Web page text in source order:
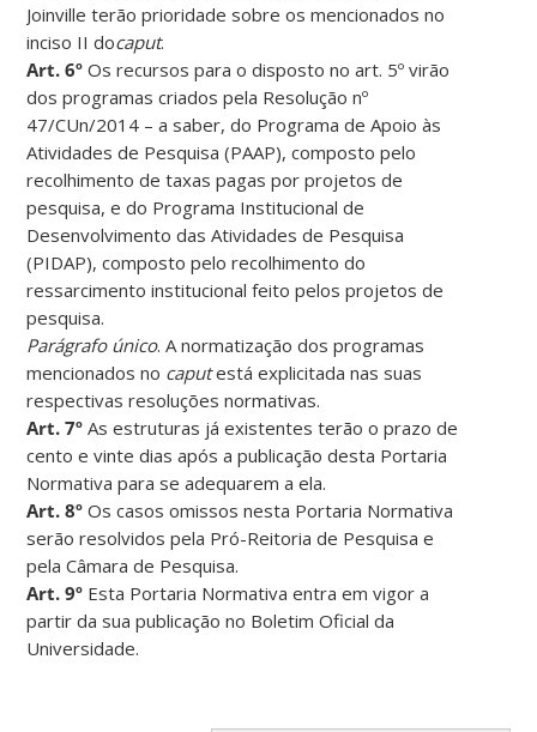
Joinville terão prioridade sobre os mencionados no
inciso II docaput.
Art. 6º Os recursos para o disposto no art. 5º virão
dos programas criados pela Resolução nº
47/CUn/2014 – a saber, do Programa de Apoio às
Atividades de Pesquisa (PAAP), composto pelo
recolhimento de taxas pagas por projetos de
pesquisa, e do Programa Institucional de
Desenvolvimento das Atividades de Pesquisa
(PIDAP), composto pelo recolhimento do
ressarcimento institucional feito pelos projetos de
pesquisa.
Parágrafo único. A normatização dos programas
mencionados no caputestá explicitada nas suas
respectivas resoluções normativas.
Art. 7º As estruturas já existentes terão o prazo de
cento e vinte dias após a publicação desta Portaria
Normativa para se adequarem a ela.
Art. 8º Os casos omissos nesta Portaria Normativa
serão resolvidos pela Pró-Reitoria de Pesquisa e
pela Câmara de Pesquisa.
Art. 9º Esta Portaria Normativa entra em vigor a
partir da sua publicação no Boletim Oficial da
Universidade.